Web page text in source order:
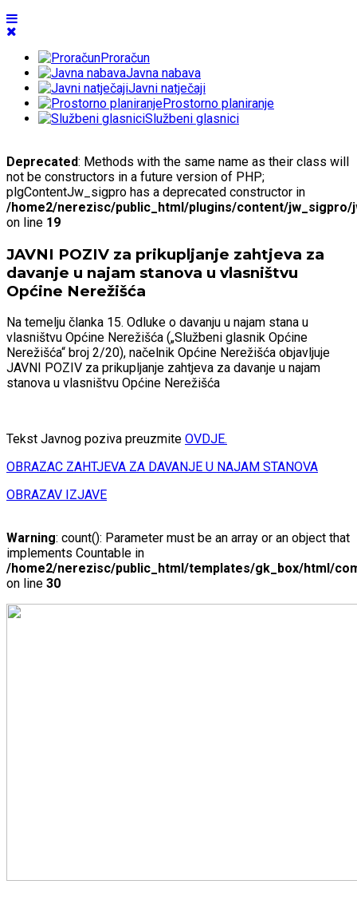
Proračun
Javna nabava
Javni natječaji
Prostorno planiranje
Službeni glasnici
Deprecated: Methods with the same name as their class will
not be constructors in a future version of PHP;
plgContentJw_sigpro has a deprecated constructor in
/home2/nerezisc/public_html/plugins/content/jw_sigpro/
on line 19
JAVNI POZIV za prikupljanje zahtjeva za
davanje u najam stanova u vlasništvu
Općine Nerežišća
Na temelju članka 15. Odluke o davanju u najam stana u
vlasništvu Općine Nerežišća („Službeni glasnik Općine
Nerežišća“ broj 2/20), načelnik Općine Nerežišća objavljuje
JAVNI POZIV za prikupljanje zahtjeva za davanje u najam
stanova u vlasništvu Općine Nerežišća
Tekst Javnog poziva preuzmite OVDJE.
OBRAZAC ZAHTJEVA ZA DAVANJE U NAJAM STANOVA
OBRAZAV IZJAVE
Warning: count(): Parameter must be an array or an object that
implements Countable in
/home2/nerezisc/public_html/templates/gk_box/html/
on line 30